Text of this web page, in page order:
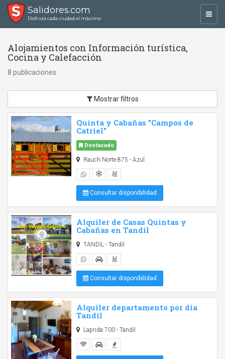
Salidores.com
Disfrutá cada ciudad al máximo
Alojamientos con Información turística,
Cocina y Calefacción
8 publicaciones
Mostrar filtros
Quinta y Cabañas "Campos de
Catriel"
Destacado
Rauch Norte 875 - Azul
Consultar disponibilidad
Alquiler de Casas Quintas y
Cabañas en Tandil
TANDIL - Tandil
Consultar disponibilidad
Alquiler departamento por dia
Tandil
Laprida 700 - Tandil